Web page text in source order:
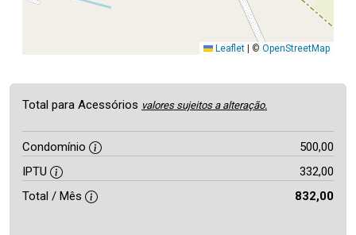
Leaflet | © OpenStreetMap
Total para Acessórios valores sujeitos a alteração.
Condomínio
500,00
IPTU
332,00
Total / Mês
832,00